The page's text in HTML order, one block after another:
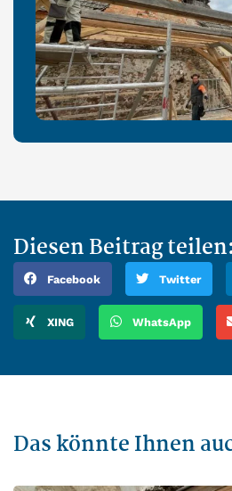
Diesen Beitrag teilen:
Facebook Twitter
XING WhatsApp
Das könnte Ihnen